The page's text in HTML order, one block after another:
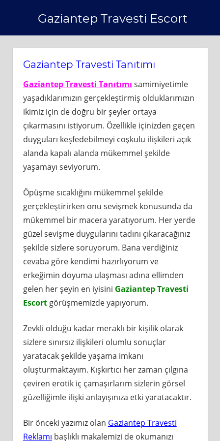
content
Gaziantep Travesti Escort
Gaziantep Travesti Tanıtımı
Gaziantep Travesti Tanıtımı samimiyetimle
yaşadıklarımızın gerçekleştirmiş olduklarımızın
ikimiz için de doğru bir şeyler ortaya
çıkarmasını istiyorum. Özellikle içinizden geçen
duyguları keşfedebilmeyi coşkulu ilişkileri açık
alanda kapalı alanda mükemmel şekilde
yaşamayı seviyorum.
Öpüşme sıcaklığını mükemmel şekilde
gerçekleştirirken onu sevişmek konusunda da
mükemmel bir macera yaratıyorum. Her yerde
güzel sevişme duygularını tadını çıkaracağınız
şekilde sizlere soruyorum. Bana verdiğiniz
cevaba göre kendimi hazırlıyorum ve
erkeğimin doyuma ulaşması adına ellimden
gelen her şeyin en iyisini Gaziantep Travesti
Escortgörüşmemizde yapıyorum.
Zevkli olduğu kadar meraklı bir kişilik olarak
sizlere sınırsız ilişkileri olumlu sonuçlar
yaratacak şekilde yaşama imkanı
oluşturmaktayım. Kışkırtıcı her zaman çılgına
çeviren erotik iç çamaşırlarım sizlerin görsel
güzelliğimle ilişki anlayışınıza etki yaratacaktır.
Bir önceki yazımız olan Gaziantep Travesti
Reklamı başlıklı makalemizi de okumanızı